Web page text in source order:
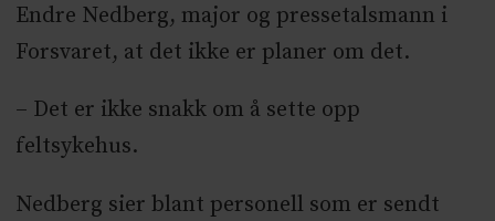
Endre Nedberg, major og pressetalsmann i
Forsvaret, at det ikke er planer om det.
– Det er ikke snakk om å sette opp
feltsykehus.
Nedberg sier blant personell som er sendt